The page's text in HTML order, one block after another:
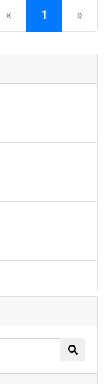
« 1 (current)
»